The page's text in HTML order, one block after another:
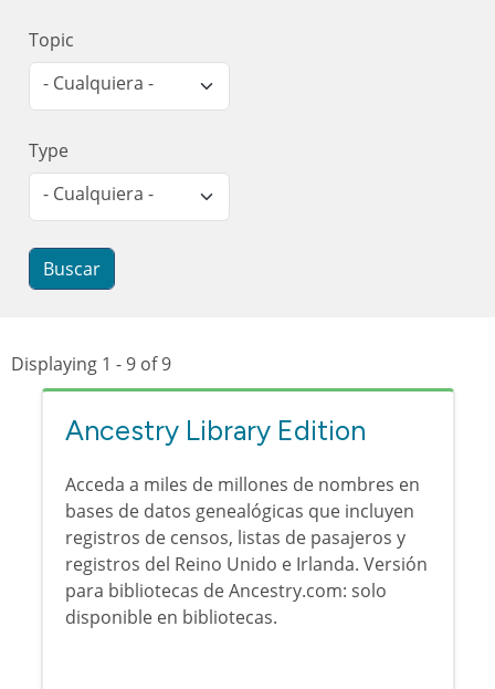
Topic
- Cualquiera -
Type
- Cualquiera -
Displaying 1 - 9 of 9
Ancestry Library Edition
Acceda a miles de millones de nombres en
bases de datos genealógicas que incluyen
registros de censos, listas de pasajeros y
registros del Reino Unido e Irlanda. Versión
para bibliotecas de Ancestry.com: solo
disponible en bibliotecas.